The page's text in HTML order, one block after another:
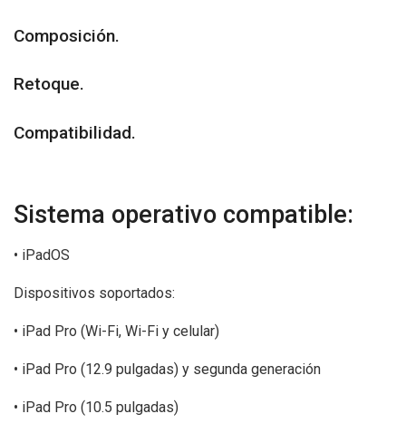
Composición.
Retoque.
Compatibilidad.
Sistema operativo compatible:
• iPadOS
Dispositivos soportados:
• iPad Pro (Wi-Fi, Wi-Fi y celular)
• iPad Pro (12.9 pulgadas) y segunda generación
• iPad Pro (10.5 pulgadas)